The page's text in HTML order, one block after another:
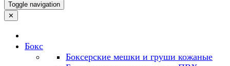
Toggle navigation
✕
Бокс
Боксерские мешки и груши кожаные